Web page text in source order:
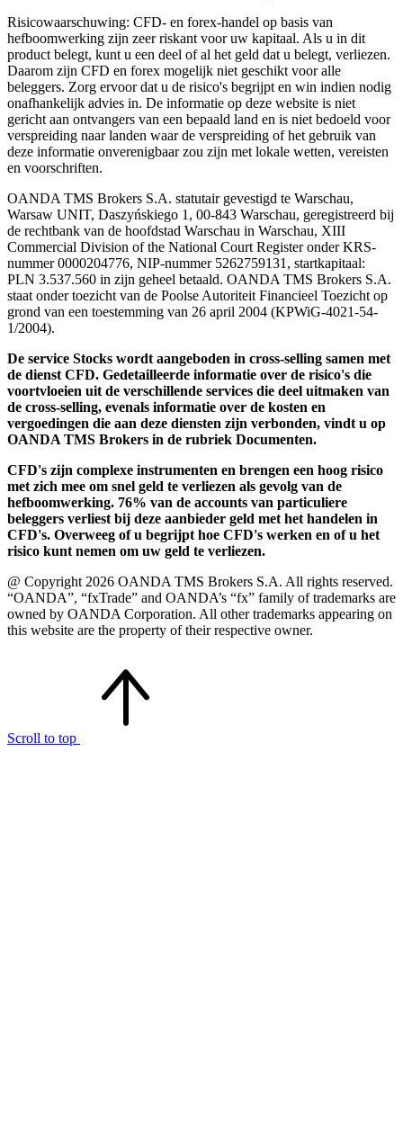
Risicowaarschuwing: CFD- en forex-handel op basis van
hefboomwerking zijn zeer riskant voor uw kapitaal. Als u in dit
product belegt, kunt u een deel of al het geld dat u belegt, verliezen.
Daarom zijn CFD en forex mogelijk niet geschikt voor alle
beleggers. Zorg ervoor dat u de risico's begrijpt en win indien nodig
onafhankelijk advies in. De informatie op deze website is niet
gericht aan ontvangers van een bepaald land en is niet bedoeld voor
verspreiding naar landen waar de verspreiding of het gebruik van
deze informatie onverenigbaar zou zijn met lokale wetten, vereisten
en voorschriften.
OANDA TMS Brokers S.A. statutair gevestigd te Warschau,
Warsaw UNIT, Daszyńskiego 1, 00-843 Warschau, geregistreerd bij
de rechtbank van de hoofdstad Warschau in Warschau, XIII
Commercial Division of the National Court Register onder KRS-
nummer 0000204776, NIP-nummer 5262759131, startkapitaal:
PLN 3.537.560 in zijn geheel betaald. OANDA TMS Brokers S.A.
staat onder toezicht van de Poolse Autoriteit Financieel Toezicht op
grond van een toestemming van 26 april 2004 (KPWiG-4021-54-
1/2004).
De service Stocks wordt aangeboden in cross-selling samen met
de dienst CFD. Gedetailleerde informatie over de risico's die
voortvloeien uit de verschillende services die deel uitmaken van
de cross-selling, evenals informatie over de kosten en
vergoedingen die aan deze diensten zijn verbonden, vindt u op
OANDA TMS Brokers in de rubriek Documenten.
CFD's zijn complexe instrumenten en brengen een hoog risico
met zich mee om snel geld te verliezen als gevolg van de
hefboomwerking. 76% van de accounts van particuliere
beleggers verliest bij deze aanbieder geld met het handelen in
CFD's. Overweeg of u begrijpt hoe CFD's werken en of u het
risico kunt nemen om uw geld te verliezen.
@ Copyright 2026 OANDA TMS Brokers S.A. All rights reserved.
“OANDA”, “fxTrade” and OANDA’s “fx” family of trademarks are
owned by OANDA Corporation. All other trademarks appearing on
this website are the property of their respective owner.
Scroll to top